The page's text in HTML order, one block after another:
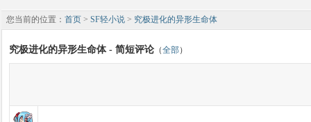
您当前的位置： 首页 > SF轻小说 > 究极进化的异形生命体
究极进化的异形生命体 - 简短评论 （全部）